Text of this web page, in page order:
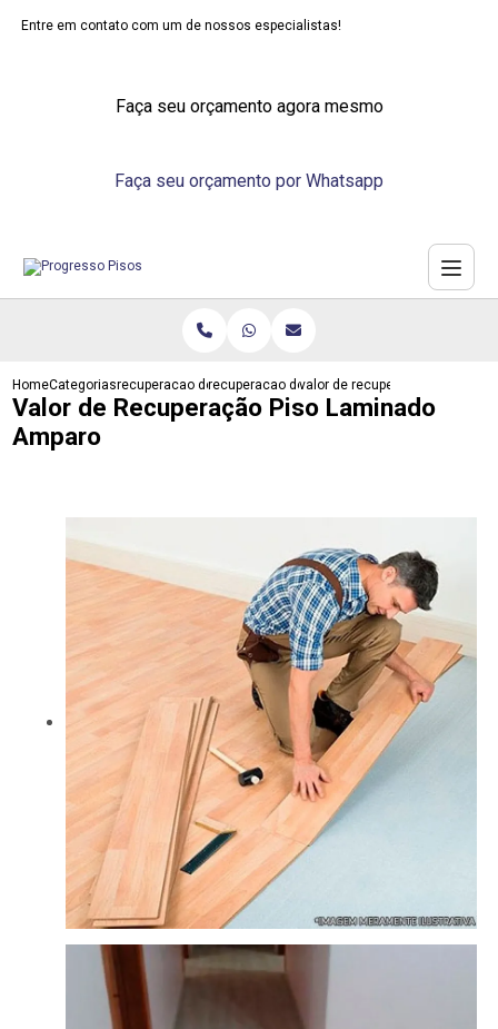
Entre em contato com um de nossos especialistas!
Faça seu orçamento agora mesmo
Faça seu orçamento por Whatsapp
HomeCategoriasrecuperacao de pisosrecuperacao de piso vinilicovalor de recuperacao piso
Valor de Recuperação Piso Laminado
Amparo